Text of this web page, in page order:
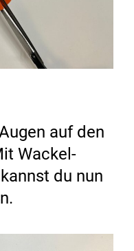
auf den
Wackel-
du nun